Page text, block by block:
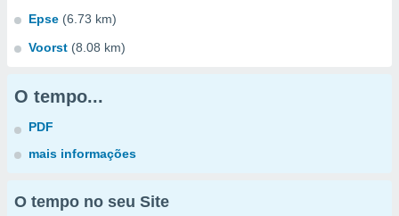
Epse (6.73 km)
Voorst (8.08 km)
O tempo...
PDF
mais informações
O tempo no seu Site